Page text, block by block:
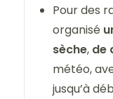
Pour des
organisé
sèche, de
météo,
jusqu’à